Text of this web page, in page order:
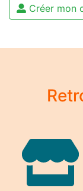
Créer mon